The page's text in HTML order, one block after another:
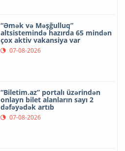
“Əmək və Məşğulluq”
altsistemində hazırda 65 mindən
çox aktiv vakansiya var
07-08-2026
“Biletim.az” portalı üzərindən
onlayn bilet alanların sayı 2
dəfəyədək artıb
07-08-2026